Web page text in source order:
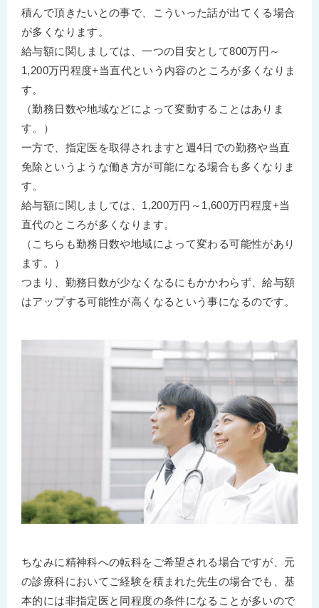
積んで頂きたいとの事で、こういった話が出てくる場合
が多くなります。
給与額に関しましては、一つの目安として800万円～
1,200万円程度+当直代という内容のところが多くなりま
す。
（勤務日数や地域などによって変動することはありま
す。）
一方で、指定医を取得されますと週4日での勤務や当直
免除というような働き方が可能になる場合も多くなりま
す。
給与額に関しましては、1,200万円～1,600万円程度+当
直代のところが多くなります。
（こちらも勤務日数や地域によって変わる可能性があり
ます。）
つまり、勤務日数が少なくなるにもかかわらず、給与額
はアップする可能性が高くなるという事になるのです。
ちなみに精神科への転科をご希望される場合ですが、元
の診療科においてご経験を積まれた先生の場合でも、基
本的には非指定医と同程度の条件になることが多いので